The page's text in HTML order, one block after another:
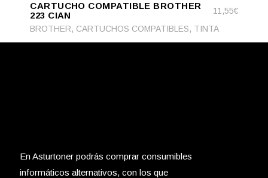
CART
CARTUCHO COMPATIBLE BROTHER
223 CIAN
11,55€
BROTHER, CARTUCHOS COMPATIBLES, TINTA
En Asturtoner podrás comprar consumibles
informáticos alternativos, con los que